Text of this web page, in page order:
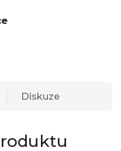
Diskuze